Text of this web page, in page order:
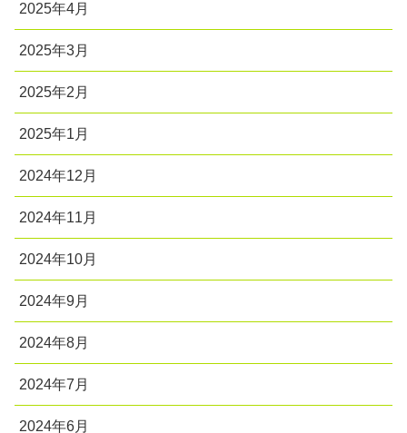
2025年4月
2025年3月
2025年2月
2025年1月
2024年12月
2024年11月
2024年10月
2024年9月
2024年8月
2024年7月
2024年6月